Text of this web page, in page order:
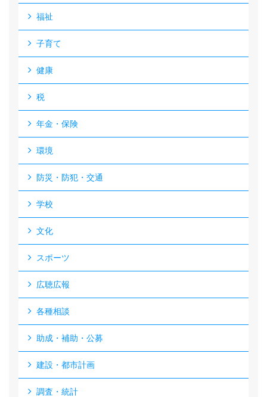
福祉
子育て
健康
税
年金・保険
環境
防災・防犯・交通
学校
文化
スポーツ
広聴広報
各種相談
助成・補助・公募
建設・都市計画
調査・統計